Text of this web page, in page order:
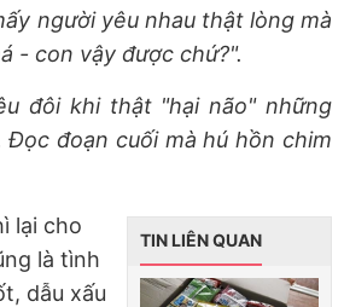
người yêu nhau thật lòng mà
- con vậy được chứ?".
đôi khi thật "hại não" những
đoạn cuối mà hú hồn chim
TIN LIÊN QUAN
lại cho
là tình
dẫu xấu